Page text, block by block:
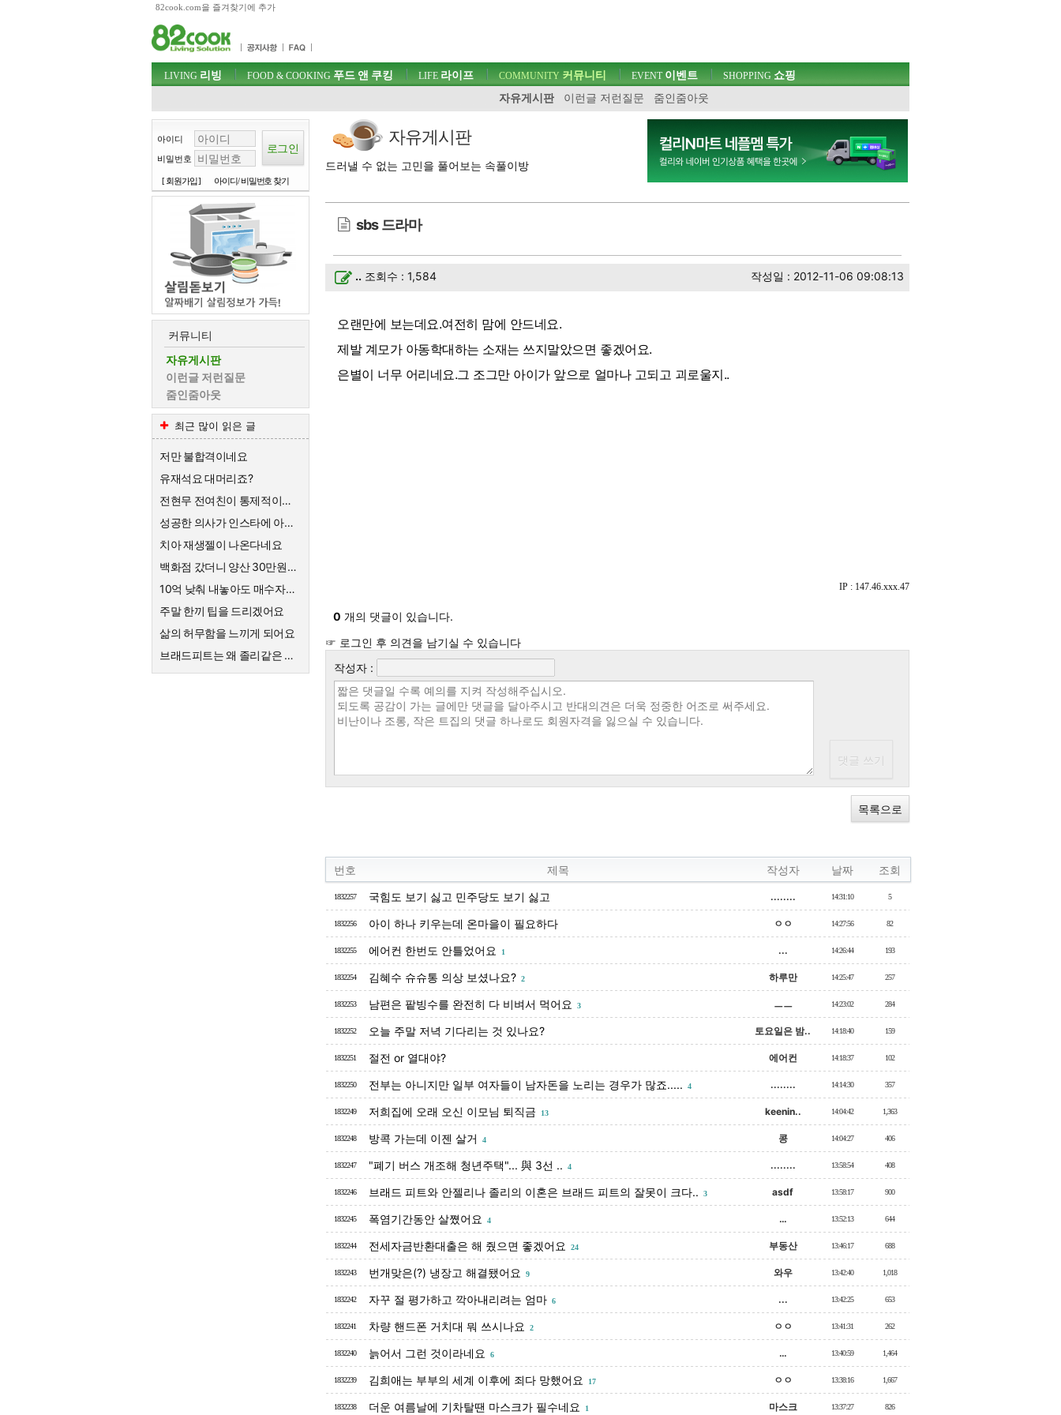
82cook.com을 즐겨찾기에 추가
주메뉴 바로가기
컨텐츠 바로가기
검색 바로가기
로그인 바로가기
주메뉴
LIVING 리빙 FOOD & COOKING 푸드 앤 쿠킹 LIFE 라이프 COMMUNITY 커뮤니티
자유게시판
이런글 저런질문 줌인줌아웃
EVENT이벤트 SHOPPING 쇼핑
아이디
비밀번호
[ 회원가입 ] 아이디/ 비밀번호 찾기
커뮤니티
자유게시판
이런글 저런질문
줌인줌아웃
최근 많이 읽은 글
저만 불합격이네요
유재석요 대머리죠?
전현무 전여친이 통제적이었다는데
성공한 의사가 인스타에 아내 인증을 했는데 ㄷㄷ
치아 재생젤이 나온다네요
백화점 갔더니 양산 30만원하네요
10억 낮춰 내놓아도 매수자가 없는 것 보면
주말 한끼 팁을 드리겠어요
삶의 허무함을 느끼게 되어요
브래드피트는 왜 졸리같은 여자랑 결혼하게된건가요
자유게시판
드러낼 수 없는 고민을 풀어보는 속풀이방
sbs 드라마
.. 조회수 : 1,584 작성일 : 2012-11-06 09:08:13
오랜만에 보는데요.여전히 맘에 안드네요.
제발 계모가 아동학대하는 소재는 쓰지말았으면 좋겠어요.
은별이 너무 어리네요.그 조그만 아이가 앞으로 얼마나 고되고 괴로울지..
IP : 147.46.xxx.47
0 개의 댓글이 있습니다.
☞ 로그인 후 의견을 남기실 수 있습니다
작성자 :
목록으로
번호 제목 작성자 날짜 조회
1832257 국힘도 보기 싫고 민주당도 보기 싫고 ........ 14:31:10 5
1832256 아이 하나 키우는데 온마을이 필요하다 ㅇㅇ 14:27:56 82
1832255 에어컨 한번도 안틀었어요 1 ... 14:26:44 193
1832254 김혜수 슈슈통 의상 보셨나요? 2 하루만 14:25:47 257
1832253 남편은 팥빙수를 완전히 다 비벼서 먹어요 3 ㅡㅡ 14:23:02 284
1832252 오늘 주말 저녁 기다리는 것 있나요? 토요일은 밤.. 14:18:40 159
1832251 절전 or 열대야? 에어컨 14:18:37 102
1832250 전부는 아니지만 일부 여자들이 남자돈을 노리는 경우가 많죠..... 4 ........ 14:14:30 357
1832249 저희집에 오래 오신 이모님 퇴직금 13 keenin.. 14:04:42 1,363
1832248 방콕 가는데 이젠 살거 4 콩 14:04:27 406
1832247 "폐기 버스 개조해 청년주택"... 與 3선 .. 4 ........ 13:58:54 408
1832246 브래드 피트와 안젤리나 졸리의 이혼은 브래드 피트의 잘못이 크다.. 3 asdf 13:58:17 900
1832245 폭염기간동안 살쪘어요 4 … 13:52:13 644
1832244 전세자금반환대출은 해 줬으면 좋겠어요 24 부동산 13:46:17 688
1832243 번개맞은(?) 냉장고 해결됐어요 9 와우 13:42:40 1,018
1832242 자꾸 절 평가하고 깍아내리려는 엄마 6 ... 13:42:25 653
1832241 차량 핸드폰 거치대 뭐 쓰시나요 2 ㅇㅇ 13:41:31 262
1832240 늙어서 그런 것이라네요 6 … 13:40:59 1,464
1832239 김희애는 부부의 세계 이후에 죄다 망했어요 17 ㅇㅇ 13:38:16 1,667
1832238 더운 여름날에 기차탈땐 마스크가 필수네요 1 마스크 13:37:27 826